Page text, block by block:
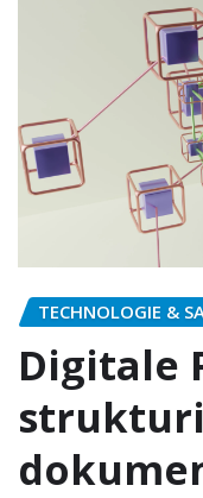
TECHNOLOGIE &
Digitale